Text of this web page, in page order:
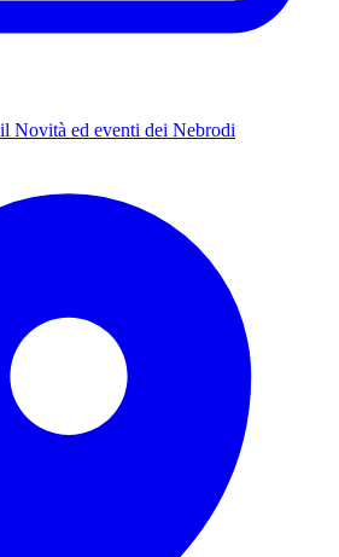
Novità ed eventi dei Nebrodi